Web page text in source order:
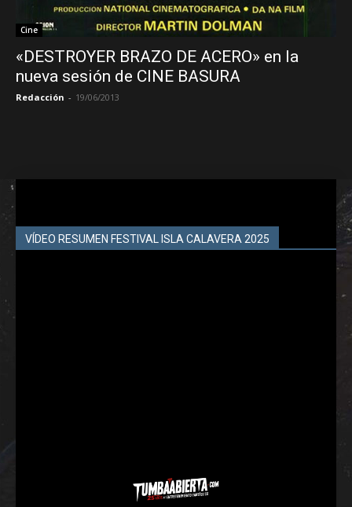
Cine
«DESTROYER BRAZO DE ACERO» en la
nueva sesión de CINE BASURA
Redacción - 19/06/2013
VÍDEO RESUMEN FESTIVAL ISLA CALAVERA 2025